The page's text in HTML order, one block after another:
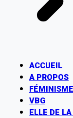
ACCUEIL
A PROPOS
FÉMINISME
VBG
ELLE DE